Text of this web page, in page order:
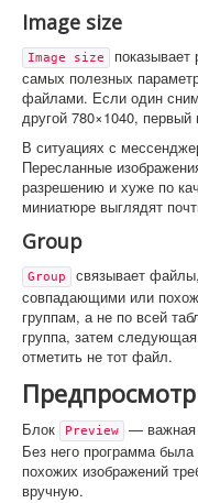
Image size
Image size
самых полезных
файлами. Если один
другой 780×1040, первый
В ситуациях с
Пересланные
разрешению и хуже по
миниатюре выглядят
Group
Group
связывает
совпадающими или
группам, а не по всей
группа, затем
отметить не тот файл.
Блок Preview
— важная
Без него программа
похожих изображений
вручную.